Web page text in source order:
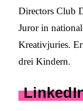
Directors Club
Juror in
Kreativjuries.
drei Kindern.